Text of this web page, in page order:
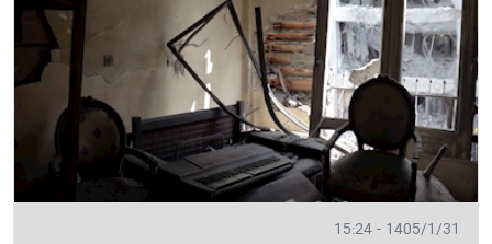
1405/1/31 - 15:24